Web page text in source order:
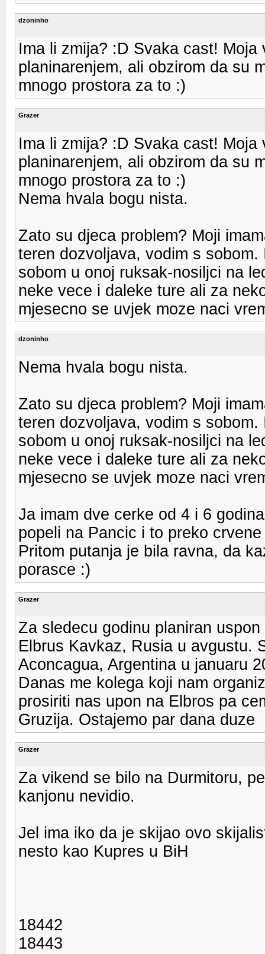
dzoninho
Ima li zmija? :D Svaka cast!
planinarenjem, ali obzirom da su
mnogo prostora za to :)
Grazer
Ima li zmija? :D Svaka cast!
planinarenjem, ali obzirom da su
mnogo prostora za to :)
Nema hvala bogu nista.
Zato su djeca problem? Moji
teren dozvoljava, vodim s
sobom u onoj ruksak-nosiljci na
neke vece i daleke ture ali za
mjesecno se uvjek moze naci
dzoninho
Nema hvala bogu nista.
Zato su djeca problem? Moji
teren dozvoljava, vodim s
sobom u onoj ruksak-nosiljci na
neke vece i daleke ture ali za
mjesecno se uvjek moze naci
Ja imam dve cerke od 4 i 6
popeli na Pancic i to preko
Pritom putanja je bila ravna, da
porasce :)
Grazer
Za sledecu godinu planiran
Elbrus Kavkaz, Rusia u avgustu.
Aconcagua, Argentina u januaru
Danas me kolega koji nam
prosiriti nas upon na Elbros pa
Gruzija. Ostajemo par dana duze
Grazer
Za vikend se bilo na Durmitoru,
kanjonu nevidio.
Jel ima iko da je skijao ovo
nesto kao Kupres u BiH
18442
18443